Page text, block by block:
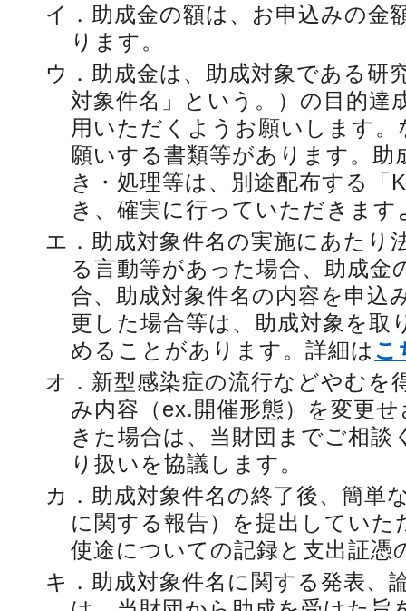
イ． 助成金の額は、お申込みの金
ります。
ウ． 助成金は、助成対象である研
対象件名」という。）の目的達
用いただくようお願いします
願いする書類等があります。助
き・処理等は、別途配布する「
き、確実に行っていただきま
エ． 助成対象件名の実施にあたり
る言動等があった場合、助成金
合、助成対象件名の内容を申込
更した場合等は、助成対象を取
めることがあります。詳細は こ
オ． 新型感染症の流行などやむを
み内容（ex.開催形態）を変更
きた場合は、当財団までご相
り扱いを協議します。
カ． 助成対象件名の終了後、簡単
に関する報告）を提出してい
使途についての記録と支出証憑
キ． 助成対象件名に関する発表、